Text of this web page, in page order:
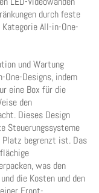
durch feste
All-in-One-
und Wartung
Designs, indem
eine Box für die
den
Dieses Design
Steuerungssysteme
begrenzt ist. Das
was den
die Kosten und den